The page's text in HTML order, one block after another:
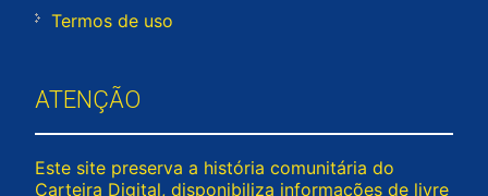
Termos de uso
ATENÇÃO
Este site preserva a história comunitária do
Carteira Digital, disponibiliza informações de livre